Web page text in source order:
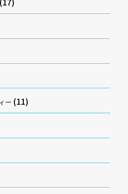
ー (11)